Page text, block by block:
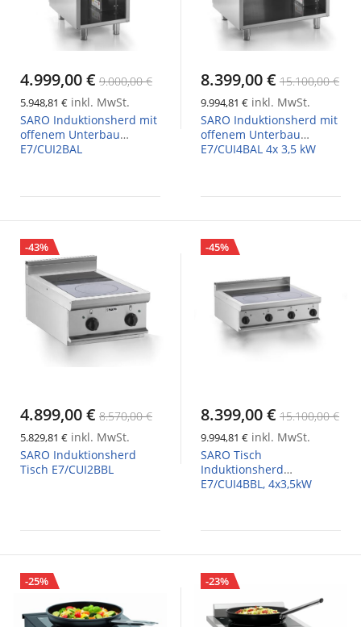
4.999,00 € 9.000,00 €
5.948,81 € inkl. MwSt.
SARO Induktionsherd mit
offenem Unterbau
E7/CUI2BAL
8.399,00 € 15.100,00 €
9.994,81 € inkl. MwSt.
SARO Induktionsherd mit
offenem Unterbau
E7/CUI4BAL 4x 3,5 kW
-43%
4.899,00 € 8.570,00 €
5.829,81 € inkl. MwSt.
SARO Induktionsherd
Tisch E7/CUI2BBL
-45%
8.399,00 € 15.100,00 €
9.994,81 € inkl. MwSt.
SARO Tisch
Induktionsherd
E7/CUI4BBL, 4x3,5kW
-25% -23%